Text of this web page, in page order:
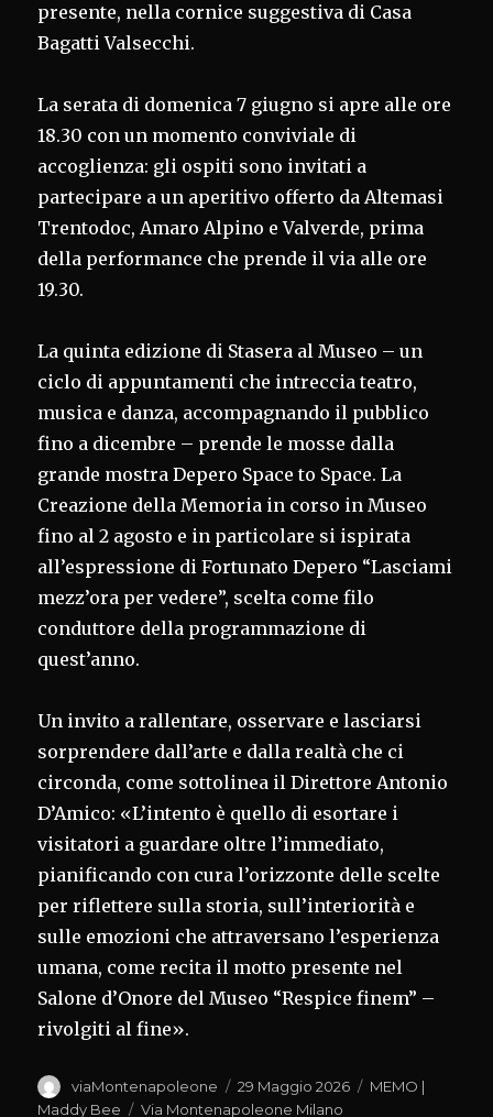
presente, nella cornice suggestiva di Casa
Bagatti Valsecchi.
La serata di domenica 7 giugno si apre alle ore
18.30 con un momento conviviale di
accoglienza: gli ospiti sono invitati a
partecipare a un aperitivo offerto da Altemasi
Trentodoc, Amaro Alpino e Valverde, prima
della performance che prende il via alle ore
19.30.
La quinta edizione di Stasera al Museo – un
ciclo di appuntamenti che intreccia teatro,
musica e danza, accompagnando il pubblico
fino a dicembre – prende le mosse dalla
grande mostra Depero Space to Space. La
Creazione della Memoria in corso in Museo
fino al 2 agosto e in particolare si ispirata
all’espressione di Fortunato Depero “Lasciami
mezz’ora per vedere”, scelta come filo
conduttore della programmazione di
quest’anno.
Un invito a rallentare, osservare e lasciarsi
sorprendere dall’arte e dalla realtà che ci
circonda, come sottolinea il Direttore Antonio
D’Amico: «L’intento è quello di esortare i
visitatori a guardare oltre l’immediato,
pianificando con cura l’orizzonte delle scelte
per riflettere sulla storia, sull’interiorità e
sulle emozioni che attraversano l’esperienza
umana, come recita il motto presente nel
Salone d’Onore del Museo “Respice finem” –
rivolgiti al fine».
Autore
viaMontenapoleone
Pubblicato
il
29 Maggio 2026 Categorie
MEMO |
Maddy Bee
Tag
Via Montenapoleone Milano